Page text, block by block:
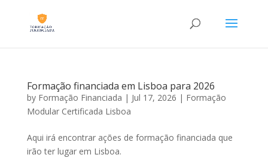
Formação financiada em Lisboa para 2026
by Formação Financiada | Jul 17, 2026 | Formação
Modular Certificada Lisboa
Aqui irá encontrar ações de formação financiada que
irão ter lugar em Lisboa.